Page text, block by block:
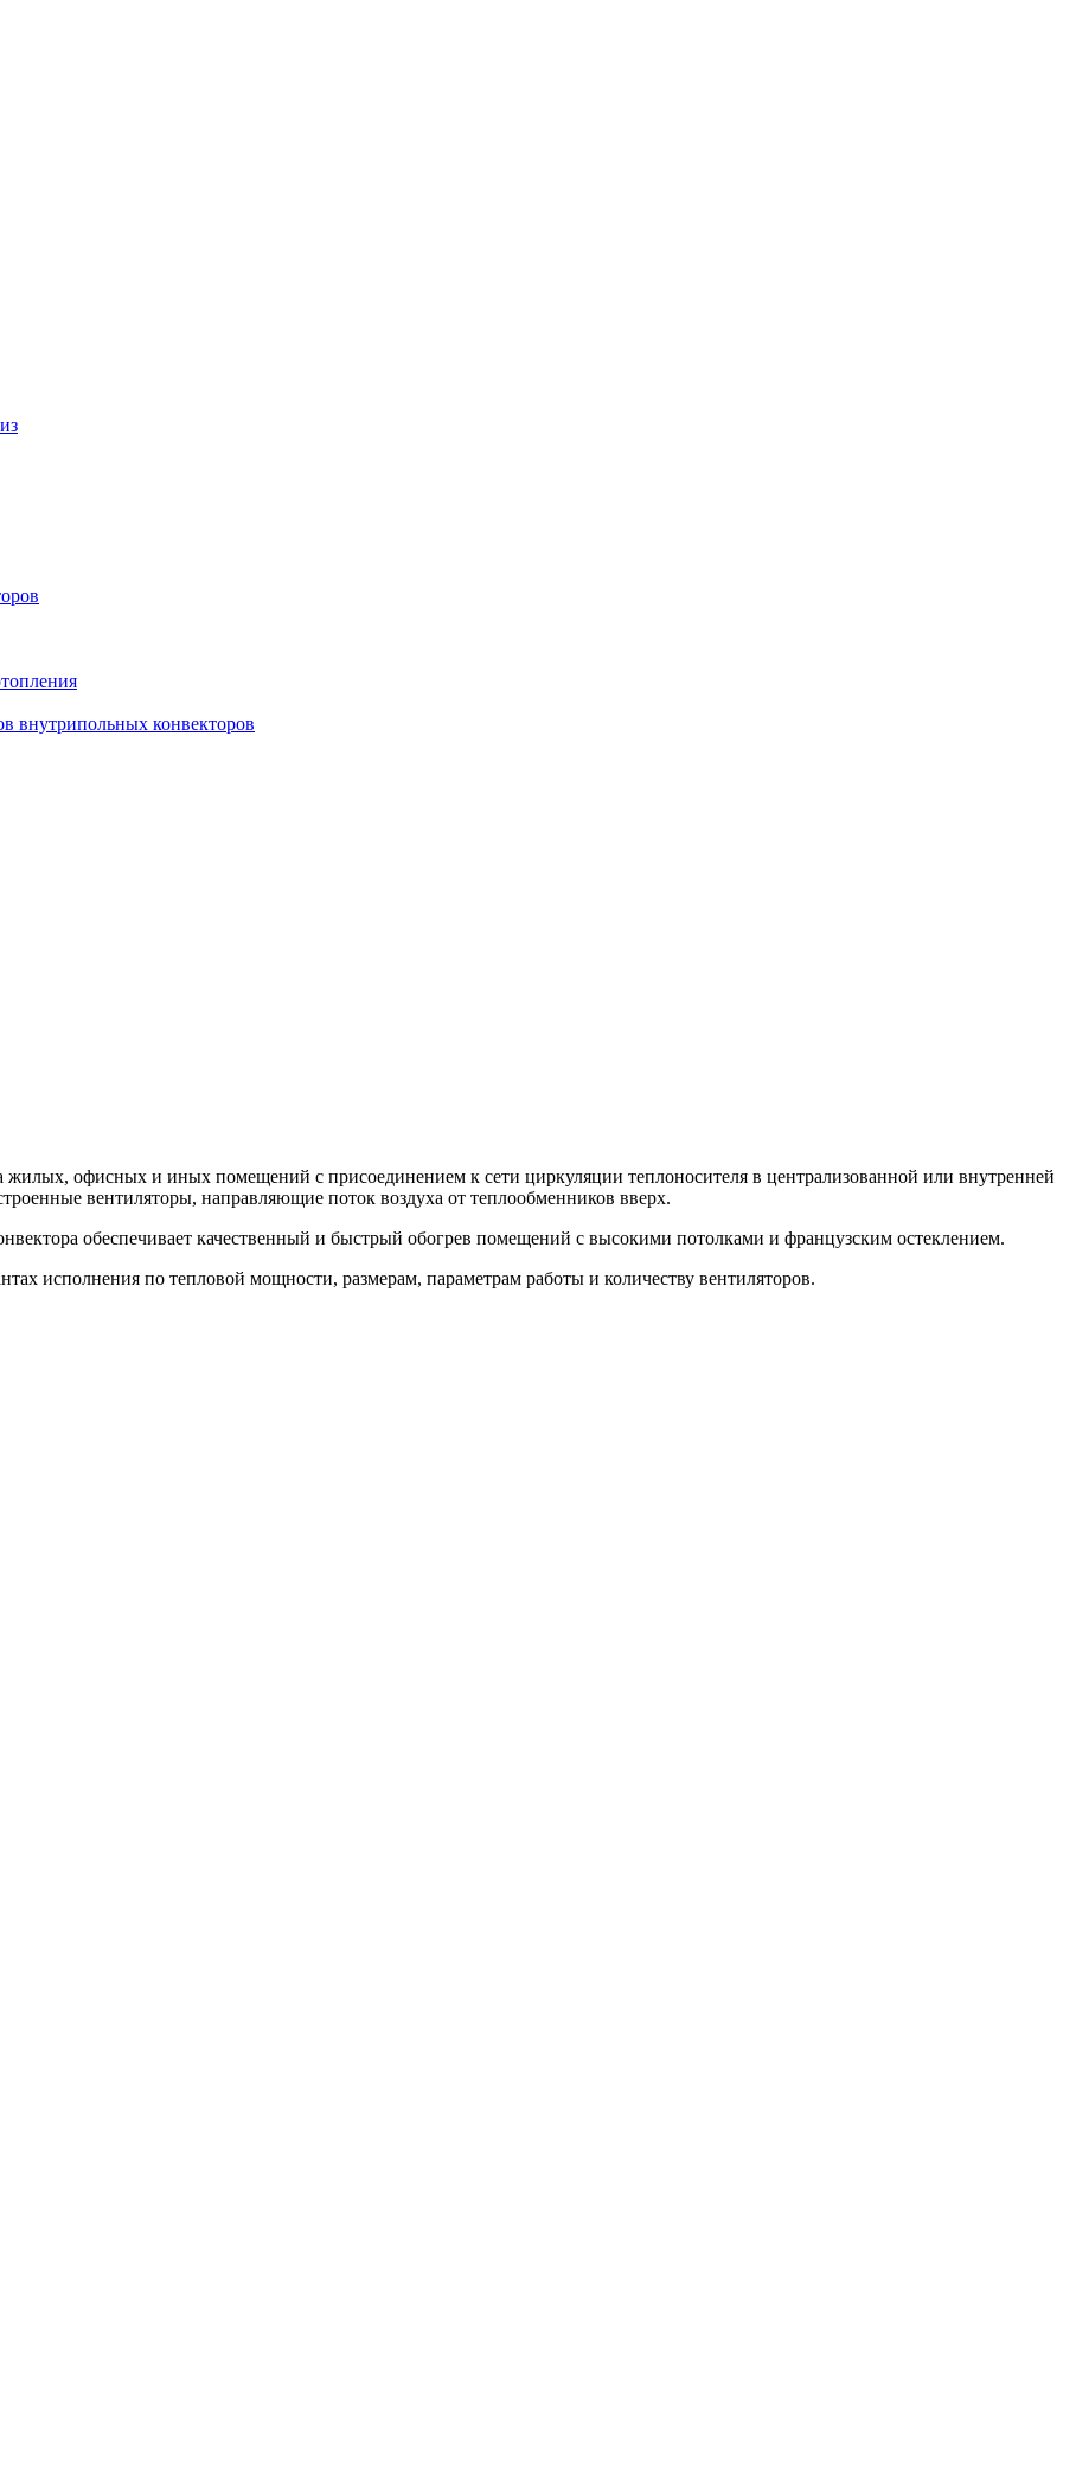
внутрипольных конвекторов
жилых, офисных и иных помещений с присоединением к сети циркуляции теплоносителя в централизованной или внутренней
вентиляторы, направляющие поток воздуха от теплообменников вверх.
обеспечивает качественный и быстрый обогрев помещений с высокими потолками и французским остеклением.
исполнения по тепловой мощности, размерам, параметрам работы и количеству вентиляторов.